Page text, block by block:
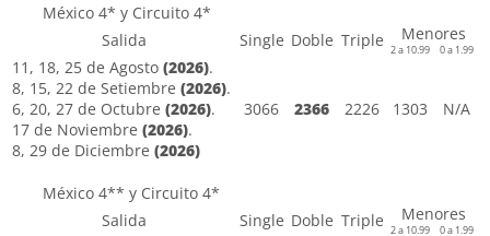
México 4* y Circuito 4*
Salida
Single Doble Triple Menores
2 a 10.99 0 a 1.99
11, 18, 25 de Agosto (2026).
8, 15, 22 de Setiembre (2026).
6, 20, 27 de Octubre (2026).
17 de Noviembre (2026).
8, 29 de Diciembre (2026)
3066 2366 2226 1303 N/A
México 4** y Circuito 4*
Salida
Single Doble Triple Menores
2 a 10.99 0 a 1.99